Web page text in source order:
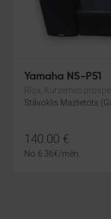
Yamaha NS-P51
Rīga, Kurzemes
Stāvoklis Mazlietots
140.00 €
No 6.36€/mēn.